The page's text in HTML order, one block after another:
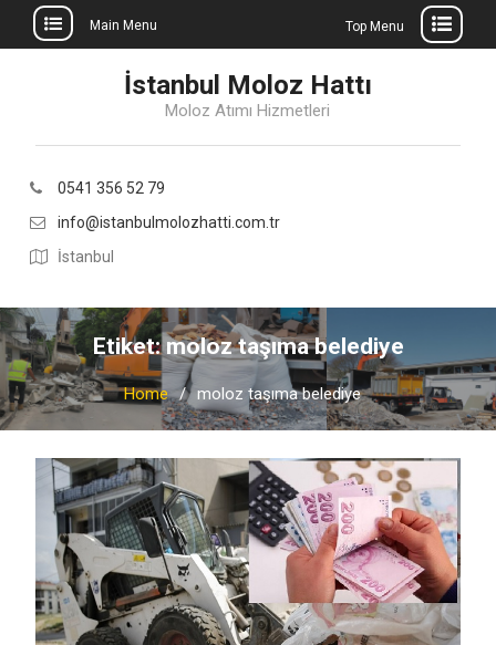
Main Menu Top Menu
İstanbul Moloz Hattı
Moloz Atımı Hizmetleri
0541 356 52 79
info@istanbulmolozhatti.com.tr
İstanbul
Etiket:moloz taşıma belediye
Home moloz taşıma belediye